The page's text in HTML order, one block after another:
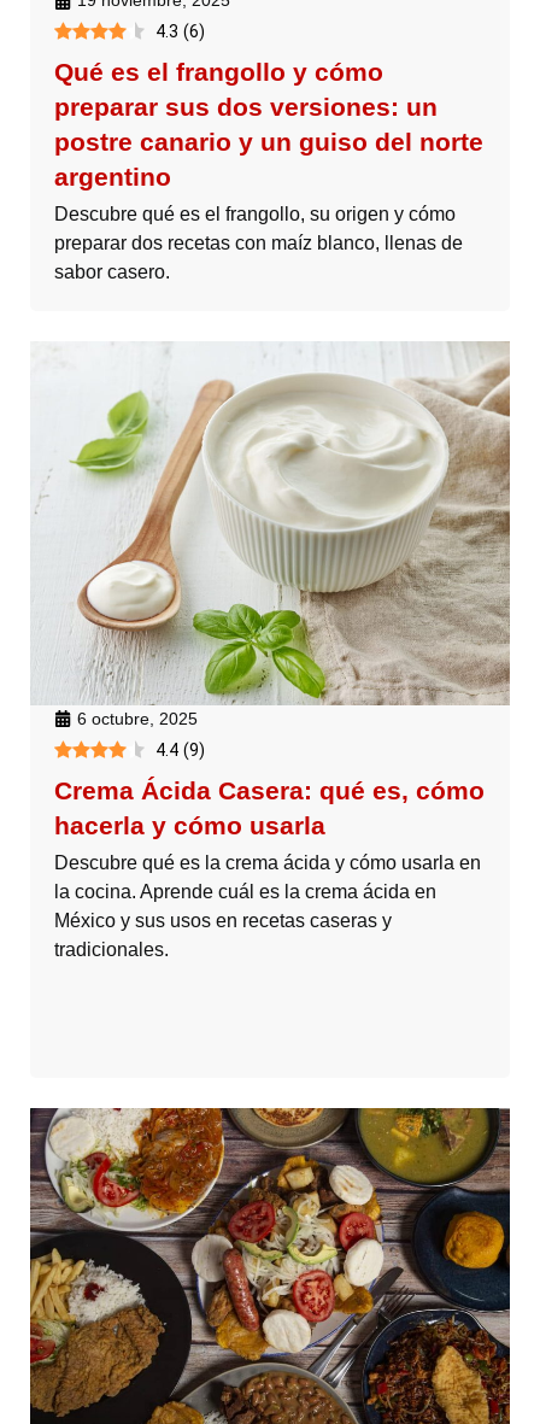
4.3 (6)
Qué es el frangollo y cómo
preparar sus dos versiones: un
postre canario y un guiso del norte
argentino
Descubre qué es el frangollo, su origen y cómo
preparar dos recetas con maíz blanco, llenas de
sabor casero.
6 octubre, 2025
4.4 (9)
Crema Ácida Casera: qué es, cómo
hacerla y cómo usarla
Descubre qué es la crema ácida y cómo usarla en
la cocina. Aprende cuál es la crema ácida en
México y sus usos en recetas caseras y
tradicionales.